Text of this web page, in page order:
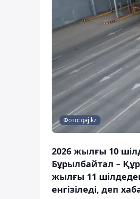
Фото: qaj.kz
2026 жылғы 10
Бұрылбайтал –
жылғы 11
енгізіледі, деп